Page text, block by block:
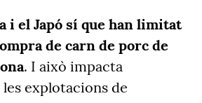
i el Japó sí que han limitat
de carn de porc de
. I això impacta
explotacions de